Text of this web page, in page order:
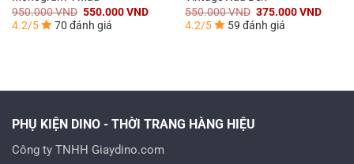
950.000VND Giá
gốc
là:
550.000VNDGiá
4.2/5 70 đánh giá
550.000VND Giá
gốc
là:
375.000VNDGiá
4.2/5 59 đánh giá
PHỤ KIỆN DINO - THỜI TRANG HÀNG HIỆU
Công ty TNHH Giaydino.com